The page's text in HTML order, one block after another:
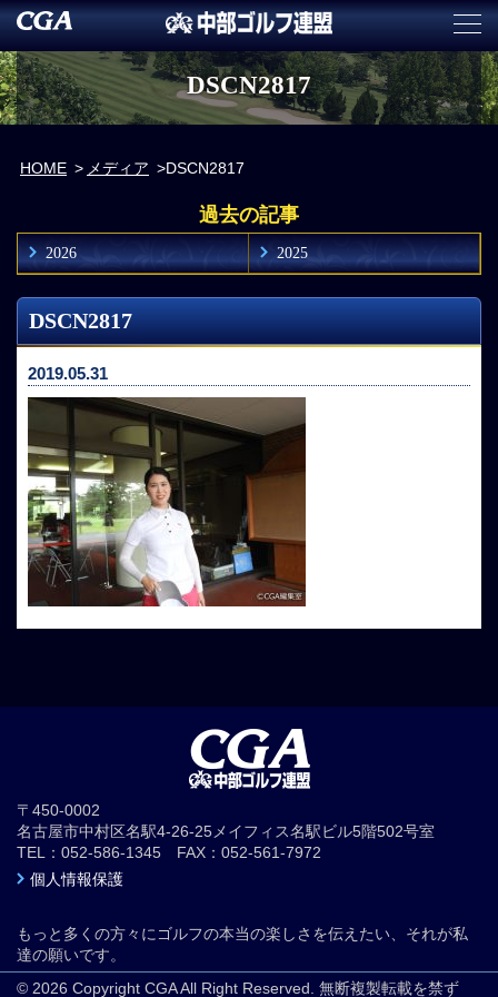
DSCN2817
HOME メディア DSCN2817
過去の記事
2026 2025
DSCN2817
2019.05.31
〒450-0002
名古屋市中村区名駅4-26-25メイフィス名駅ビル5階502号室
TEL：052-586-1345 FAX：052-561-7972
個人情報保護
もっと多くの方々にゴルフの本当の楽しさを伝えたい、それが私
達の願いです。
© 2026 Copyright CGA All Right Reserved. 無断複製転載を禁ず